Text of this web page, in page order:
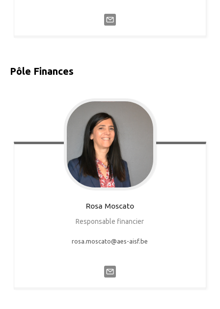
Pôle Finances
Rosa Moscato
Responsable financier
rosa.moscato@aes-aisf.be